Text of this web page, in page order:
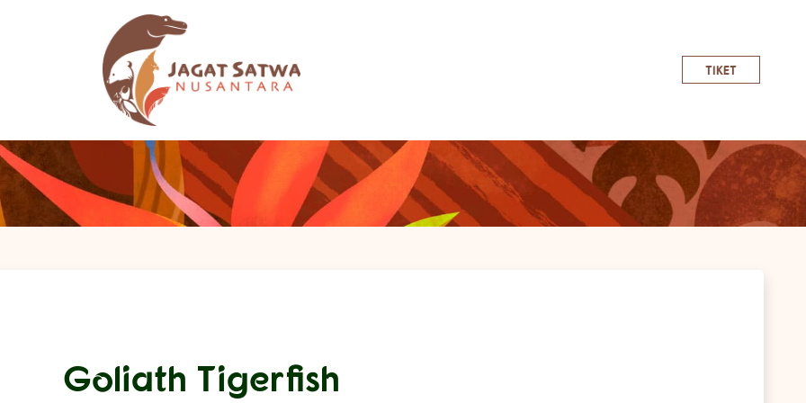
TIKET
Goliath Tigerfish